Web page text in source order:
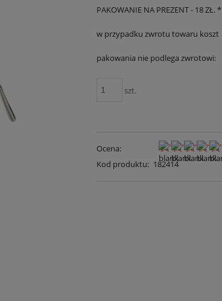
PAKOWANIE NA PREZENT - 18 ZŁ. *
w przypadku zwrotu towaru koszt
pakowania nie podlega zwrotowi:
szt.
Ocena:
Kod produktu: 182414